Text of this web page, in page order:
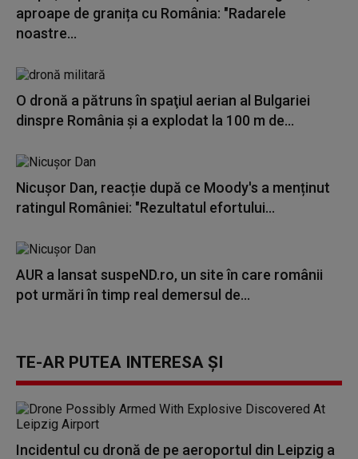
aproape de granița cu România: "Radarele
noastre...
O dronă a pătruns în spaţiul aerian al Bulgariei
dinspre România și a explodat la 100 m de...
Nicușor Dan, reacție după ce Moody's a menținut
ratingul României: "Rezultatul efortului...
AUR a lansat suspeND.ro, un site în care românii
pot urmări în timp real demersul de...
TE-AR PUTEA INTERESA ȘI
Incidentul cu dronă de pe aeroportul din Leipzig a